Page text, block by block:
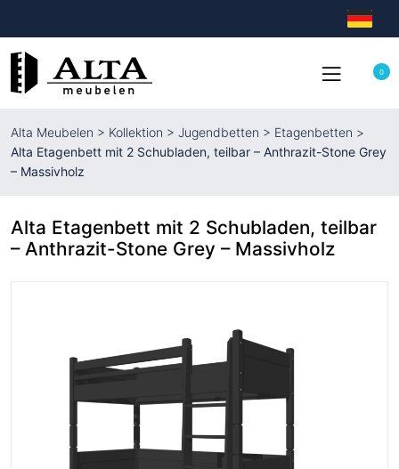
0
Alta Meubelen > Kollektion > Jugendbetten > Etagenbetten >
Alta Etagenbett mit 2 Schubladen, teilbar – Anthrazit-Stone Grey
– Massivholz
Alta Etagenbett mit 2 Schubladen, teilbar
– Anthrazit-Stone Grey – Massivholz